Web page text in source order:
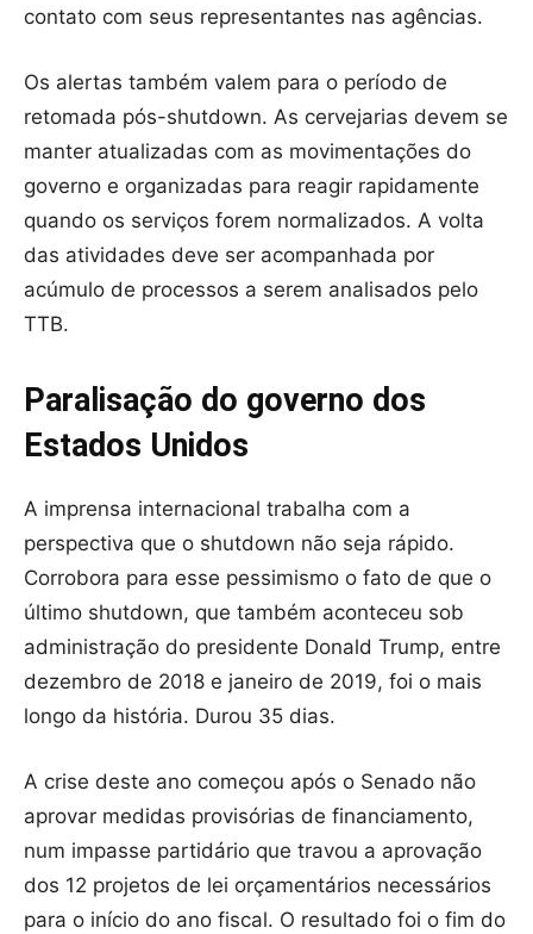
contato com seus representantes nas agências.
Os alertas também valem para o período de
retomada pós-shutdown. As cervejarias devem se
manter atualizadas com as movimentações do
governo e organizadas para reagir rapidamente
quando os serviços forem normalizados. A volta
das atividades deve ser acompanhada por
acúmulo de processos a serem analisados pelo
TTB.
Paralisação do governo dos
Estados Unidos
A imprensa internacional trabalha com a
perspectiva que o shutdown não seja rápido.
Corrobora para esse pessimismo o fato de que o
último shutdown, que também aconteceu sob
administração do presidente Donald Trump, entre
dezembro de 2018 e janeiro de 2019, foi o mais
longo da história. Durou 35 dias.
A crise deste ano começou após o Senado não
aprovar medidas provisórias de financiamento,
num impasse partidário que travou a aprovação
dos 12 projetos de lei orçamentários necessários
para o início do ano fiscal. O resultado foi o fim do